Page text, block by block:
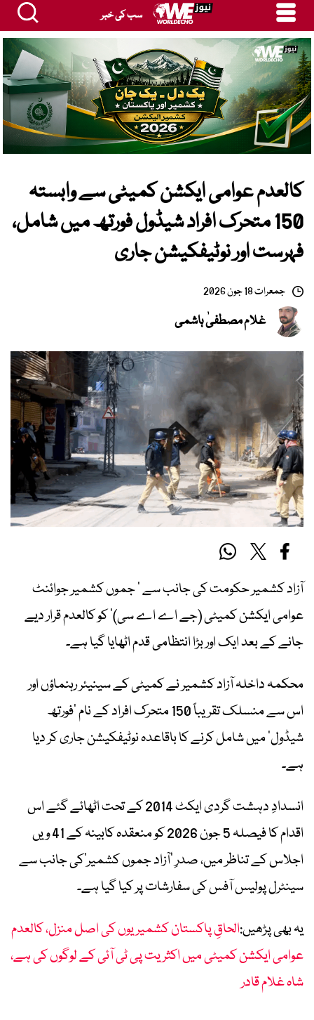
سب کی خبر
کالعدم عوامی ایکشن کمیٹی سے وابستہ
150 متحرک افراد شیڈول فورتھ میں شامل،
فہرست اور نوٹیفکیشن جاری
جمعرات 18 جون 2026
غلام مصطفیٰ ہاشمی
آزاد کشمیر حکومت کی جانب سے ’ جموں کشمیر جوائنٹ
عوامی ایکشن کمیٹی (جے اے اے سی)’ کو کالعدم قرار دیے
جانے کے بعد ایک اور بڑا انتظامی قدم اٹھایا گیا ہے۔
محکمہ داخلہ آزاد کشمیر نے کمیٹی کے سینیئر رہنماؤں اور
اس سے منسلک تقریباً 150 متحرک افراد کے نام ‘فورتھ
شیڈول’ میں شامل کرنے کا باقاعدہ نوٹیفکیشن جاری کر دیا
ہے۔
انسدادِ دہشت گردی ایکٹ 2014 کے تحت اٹھائے گئے اس
اقدام کا فیصلہ 5 جون 2026 کو منعقدہ کابینہ کے 41 ویں
اجلاس کے تناظر میں، صدرِ ’آزاد جموں کشمیر‘کی جانب سے
سینٹرل پولیس آفس کی سفارشات پر کیا گیا ہے۔
یہ بھی پڑھیں:الحاقِ پاکستان کشمیریوں کی اصل منزل، کالعدم
عوامی ایکشن کمیٹی میں اکثریت پی ٹی آئی کے لوگوں کی ہے،
شاہ غلام قادر